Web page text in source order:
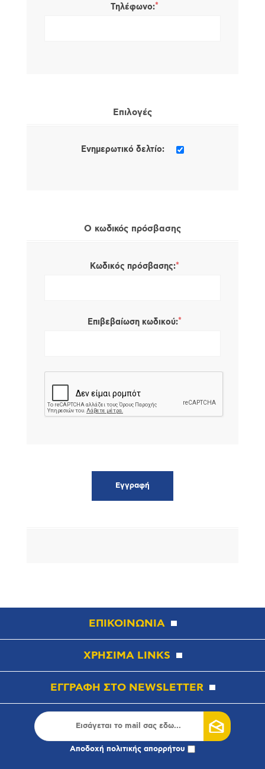
Τηλέφωνο:*
Επιλογές
Ενημερωτικό δελτίο:
Ο κωδικός πρόσβασης
Κωδικός πρόσβασης:*
Επιβεβαίωση κωδικού:*
ΕΠΙΚΟΙΝΩΝΙΑ
ΧΡΗΣΙΜΑ LINKS
ΕΓΓΡΑΦΗ ΣΤΟ NEWSLETTER
Αποδοχή πολιτικής απορρήτου